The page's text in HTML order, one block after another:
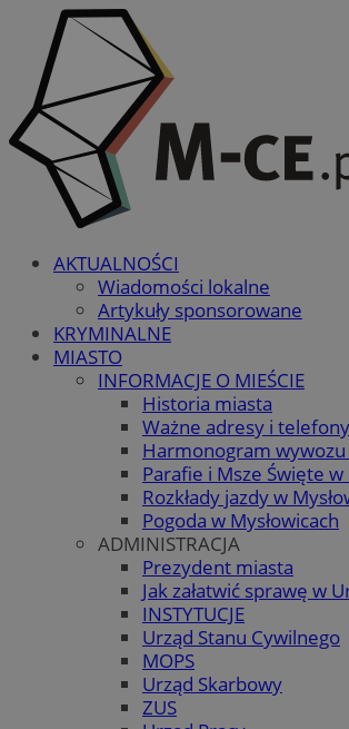
AKTUALNOŚCI
Wiadomości lokalne
Artykuły sponsorowane
KRYMINALNE
MIASTO
INFORMACJE O MIEŚCIE
Historia miasta
Ważne adresy i telefony
Harmonogram
Parafie i Msze Święte w
Rozkłady jazdy w
Pogoda w Mysłowicach
ADMINISTRACJA
Prezydent miasta
Jak załatwić sprawę w
INSTYTUCJE
Urząd Stanu Cywilnego
MOPS
Urząd Skarbowy
ZUS